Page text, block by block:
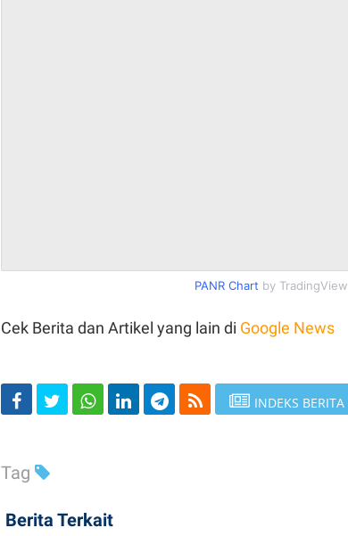
PANR Chart by TradingView
Cek Berita dan Artikel yang lain di Google News
INDEKS BERITA
Tag
Berita Terkait